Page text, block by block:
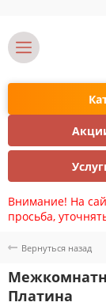
Внимание! На
просьба,
Вернуться назад
Платина